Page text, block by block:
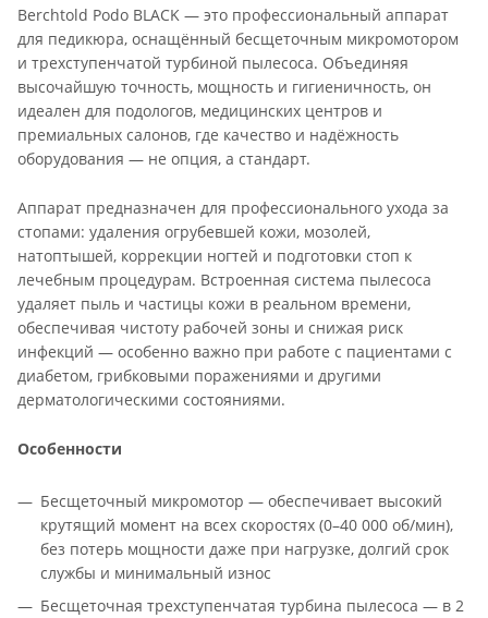
Berchtold Podo BLACK — это профессиональный аппарат
для педикюра, оснащённый бесщеточным микромотором
и трехступенчатой турбиной пылесоса. Объединяя
высочайшую точность, мощность и гигиеничность, он
идеален для подологов, медицинских центров и
премиальных салонов, где качество и надёжность
оборудования — не опция, а стандарт.
Аппарат предназначен для профессионального ухода за
стопами: удаления огрубевшей кожи, мозолей,
натоптышей, коррекции ногтей и подготовки стоп к
лечебным процедурам. Встроенная система пылесоса
удаляет пыль и частицы кожи в реальном времени,
обеспечивая чистоту рабочей зоны и снижая риск
инфекций — особенно важно при работе с пациентами с
диабетом, грибковыми поражениями и другими
дерматологическими состояниями.
Особенности
Бесщеточный микромотор — обеспечивает высокий
крутящий момент на всех скоростях (0–40 000 об/мин),
без потерь мощности даже при нагрузке, долгий срок
службы и минимальный износ
Бесщеточная трехступенчатая турбина пылесоса — в 2